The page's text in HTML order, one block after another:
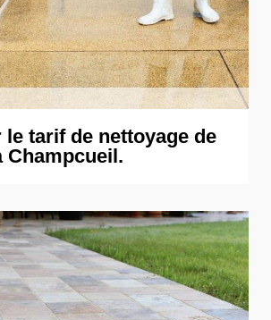
tarif de nettoyage de
Champcueil.